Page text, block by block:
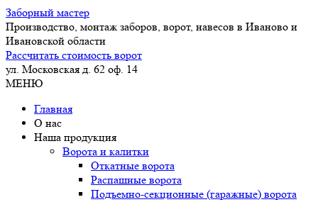
Заборный мастер
Производство, монтаж заборов, ворот, навесов в Иваново и
Ивановской области
Рассчитать стоимость ворот
ул. Московская д. 62 оф. 14
МЕНЮ
Главная
О нас
Наша продукция
Ворота и калитки
Откатные ворота
Распашные ворота
Подъемно-секционные (гаражные) ворота